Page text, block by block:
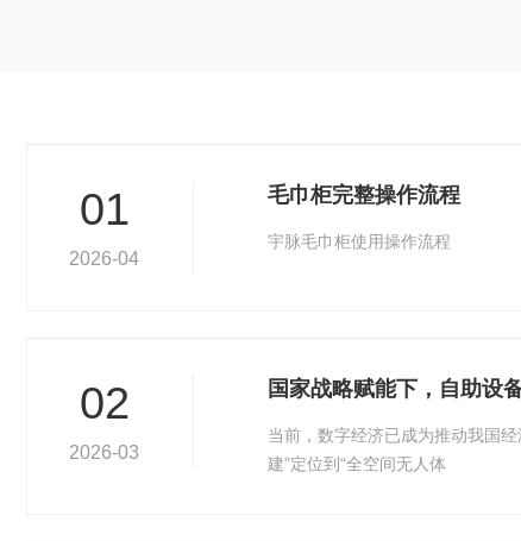
01
2026-04
毛巾柜完整操作流程
宇脉毛巾柜使用操作流程
02
2026-03
国家战略赋能下，自助设
当前，数字经济已成为推动我国
建”定位到“全空间无人体